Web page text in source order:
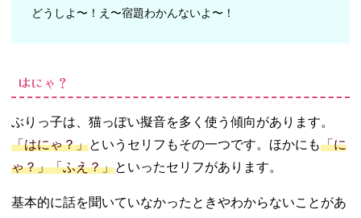
どうしよ〜！え〜宿題わかんないよ〜！
はにゃ？
ぶりっ子は、猫っぽい擬音を多く使う傾向があります。
「はにゃ？」というセリフもその一つです。ほかにも「に
ゃ？」「ふえ？」といったセリフがあります。
基本的に話を聞いていなかったときやわからないことがあ